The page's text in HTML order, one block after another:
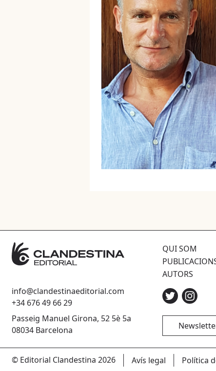
info@clandestinaeditorial.com
+34 676 49 66 29
Passeig Manuel Girona, 52 5è 5a
08034 Barcelona
QUI SOM
AUTORS
© Editorial Clandestina 2026 Avís legal Política